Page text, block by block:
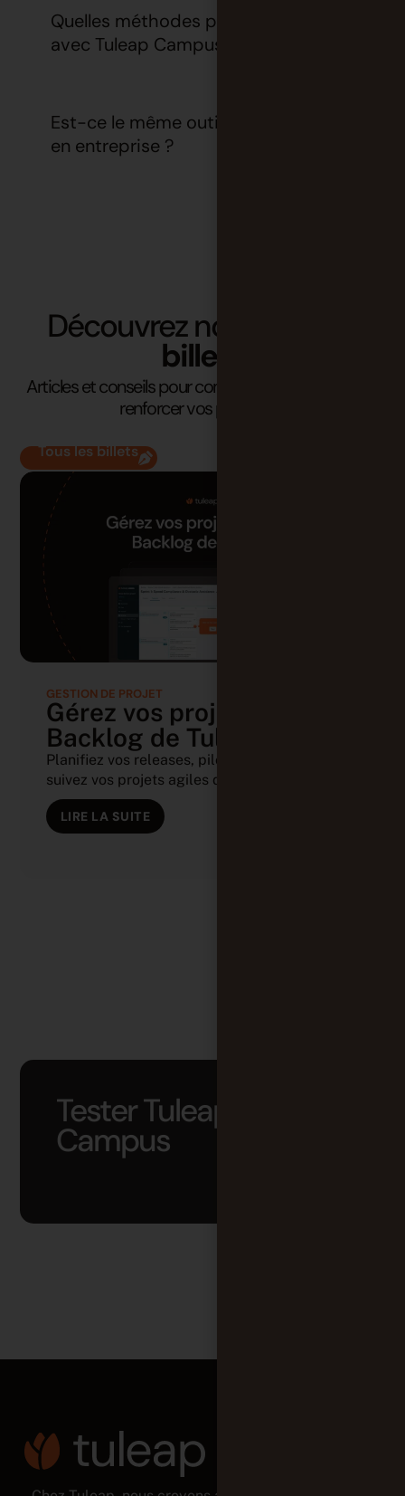
Quelles méthodes peut-on pratiquer
avec Tuleap Campus ?
Est-ce le même outil que celui utilisé
en entreprise ?
Découvrez nos derniers
billets
Articles et conseils pour comprendre vos enjeux et
renforcer vos pratiques.
Tous les billets
GESTION DE PROJET
Gérez vos projets avec le
Backlog de Tuleap
Planifiez vos releases, pilotez vos sprints et
suivez vos projets agiles depuis (...)
LIRE LA SUITE
Tester Tuleap
Campus